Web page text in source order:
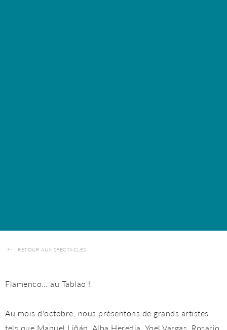
RETOUR AUX SPECTACLES
Flamenco… au Tablao !
Au mois d'octobre, nous présentons de grands artistes